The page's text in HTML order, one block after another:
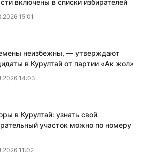
включены в списки избирателей
15:01
неизбежны, — утверждают
в Курултай от партии «Ак жол»
14:03
в Курултай: узнать свой
участок можно по номеру
11:02